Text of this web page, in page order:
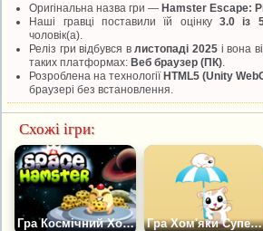
Оригінальна назва гри —Hamster Escape:
Наші гравці поставили їй оцінку3.0 із
чоловік(а).
Реліз гри відбувся влистопаді 2025і вона
таких платформах:Веб браузер (ПК)
Розроблена на технологіїHTML5 (Unity
браузері без встановлення.
Схожі ігри:
Гра Космічний Хом'як Гра Хом'яки Суперзірки